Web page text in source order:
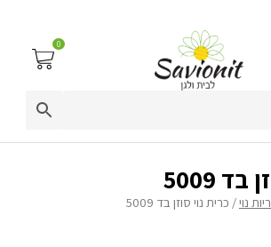
03-9212883
פינות זולה
0
5009
נוי/ כרית נוי סוזן בד 5009